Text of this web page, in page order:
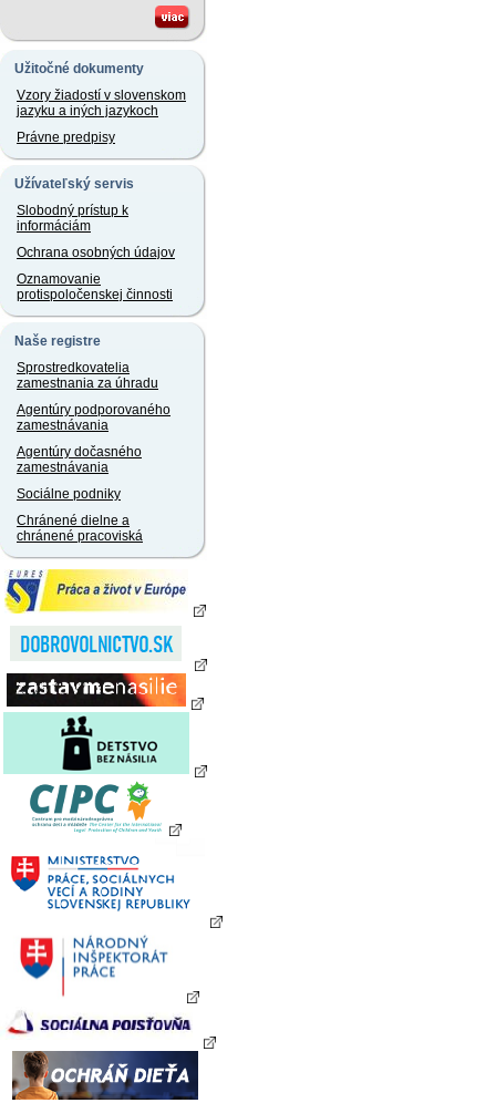
Užitočné dokumenty
Vzory žiadostí v slovenskom
jazyku a iných jazykoch
Právne predpisy
Užívateľský servis
Slobodný prístup k
informáciám
Ochrana osobných údajov
Oznamovanie
protispoločenskej činnosti
Naše registre
Sprostredkovatelia
zamestnania za úhradu
Agentúry podporovaného
zamestnávania
Agentúry dočasného
zamestnávania
Sociálne podniky
Chránené dielne a
chránené pracoviská